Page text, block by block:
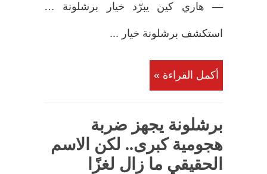
— هاري كين يبرّد خيار برشلونة …
استكشف برشلونة خيار ...
أكمل القراءة »
برشلونة يجهز ضربة
هجومية كبرى.. لكن الاسم
الحقيقي ما زال لغزًا